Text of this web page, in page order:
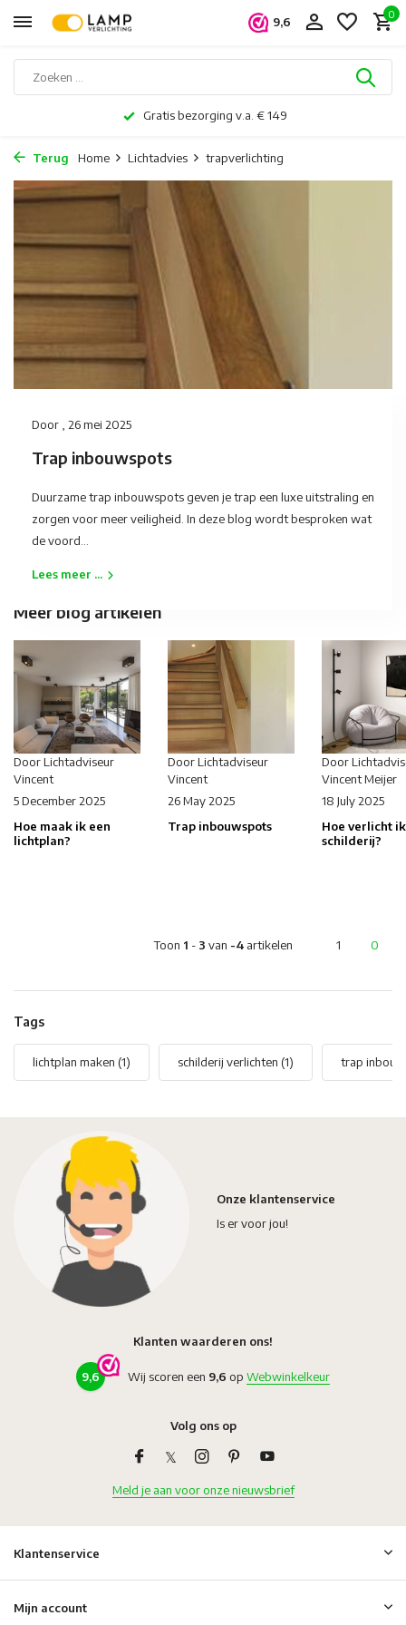
9,6
0
Gratis bezorging v.a. € 149
Terug Home Lichtadvies trapverlichting
Door , 26 mei 2025
Trap inbouwspots
Duurzame trap inbouwspots geven je trap een luxe uitstraling en
zorgen voor meer veiligheid. In deze blog wordt besproken wat
de voord...
Lees meer ...
Meer blog artikelen
DoorLichtadviseur
Vincent
5 December 2025
Hoe maak ik een
lichtplan?
DoorLichtadviseur
Vincent
26 May 2025
Trap inbouwspots
Door
Vincent Meijer
18 July 2025
Hoe verlicht
schilderij?
Toon 1 - 3 van -4 artikelen 1 0
Tags
lichtplan maken (1) schilderij verlichten (1) trap
Onze klantenservice
Is er voor jou!
Klanten waarderen ons!
9,6 Wij scoren een 9,6 op Webwinkelkeur
Volg ons op
Meld je aan voor onze nieuwsbrief
Klantenservice
Mijn account